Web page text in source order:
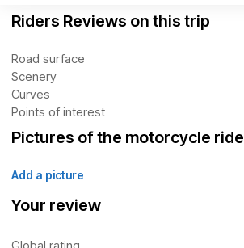
Riders Reviews on this trip
Road surface
Scenery
Curves
Points of interest
Pictures of the motorcycle ride
Add a picture
Your review
Global rating